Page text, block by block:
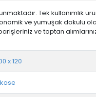
Tek kullanımlık
ve yumuşak dokulu
ve toptan
x 120